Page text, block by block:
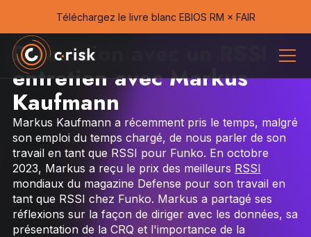
Téléchargez le livre blanc EBIOS RM × FAIR
Discussion avec un RSSI :
entretien avec Markus
Kaufmann
Markus Kaufmann a récemment pris le temps, malgré
son emploi du temps chargé, de nous parler de son
travail en tant que RSSI pour Funko. En octobre
2023, Markus a reçu le prix des meilleurs RSSI
mondiaux du magazine Defense pour son travail en
tant que RSSI chez Funko. Markus a partagé ses
réflexions sur la façon de diriger avec les données, sa
présentation de la CRQ et l'importance de la